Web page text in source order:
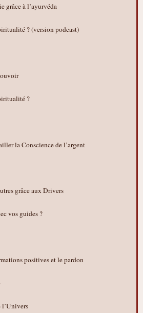
grâce à l’ayurvéda
? (version podcast)
?
la Conscience de l’argent
grâce aux Drivers
vos guides ?
positives et le pardon
l’Univers